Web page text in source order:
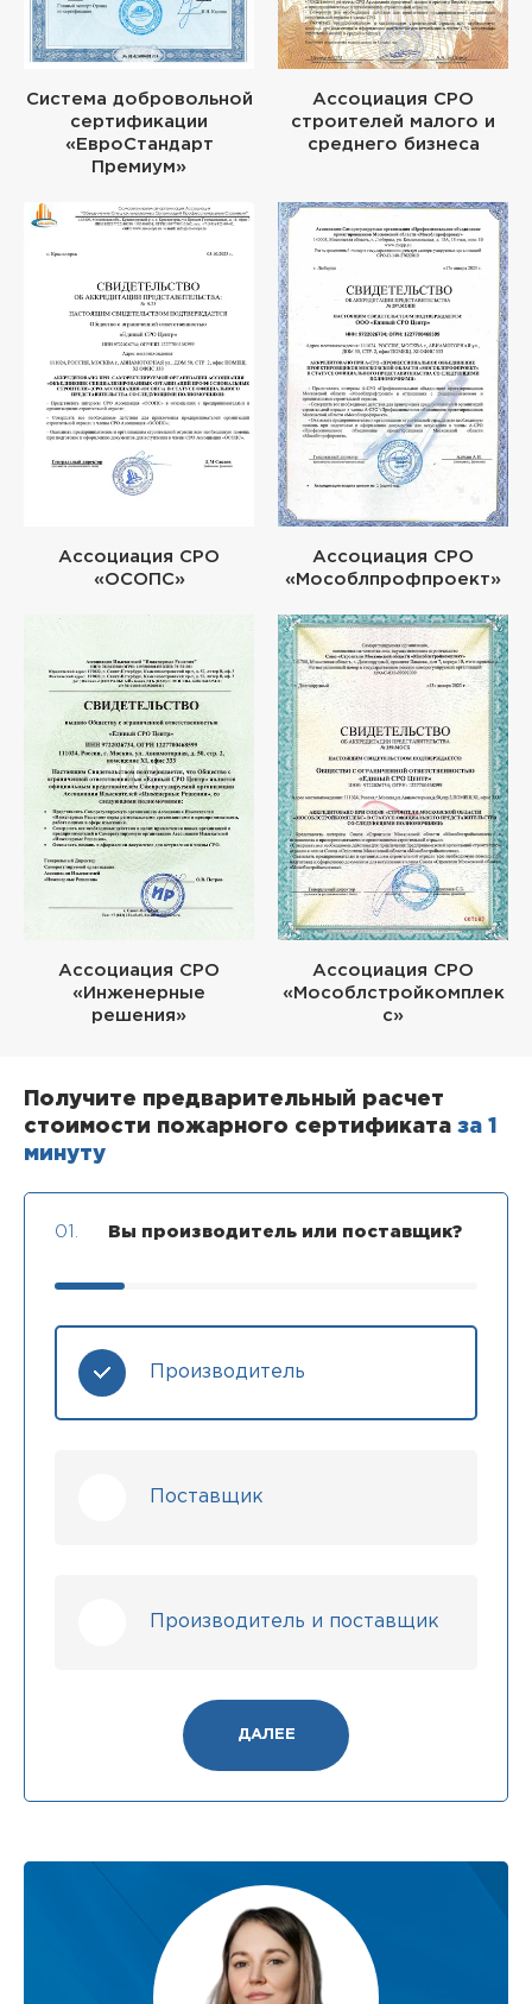
Система добровольной
сертификации
«ЕвроСтандарт
Премиум»
Ассоциация СРО
строителей малого и
среднего бизнеса
Ассоциация СРО
«ОСОПС»
Ассоциация СРО
«Мособлпрофпроект»
Ассоциация СРО
«Инженерные
решения»
Ассоциация СРО
«Мособлстройкомплек
с»
Получите предварительный расчет
стоимости пожарного сертификата за 1
минуту
01. Вы производитель или поставщик?
Производитель
Поставщик
Производитель и поставщик
ДАЛЕЕ